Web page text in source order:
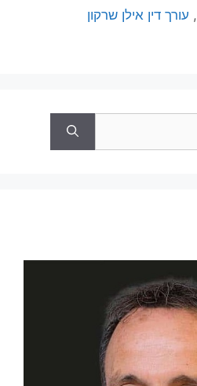
, עורך דין אילן שרקון